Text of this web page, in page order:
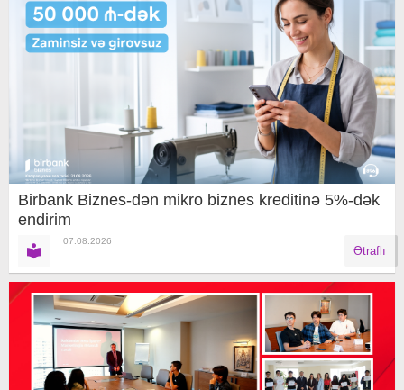
Birbank Biznes-dən mikro biznes kreditinə 5%-dək
endirim
07.08.2026
Ətraflı